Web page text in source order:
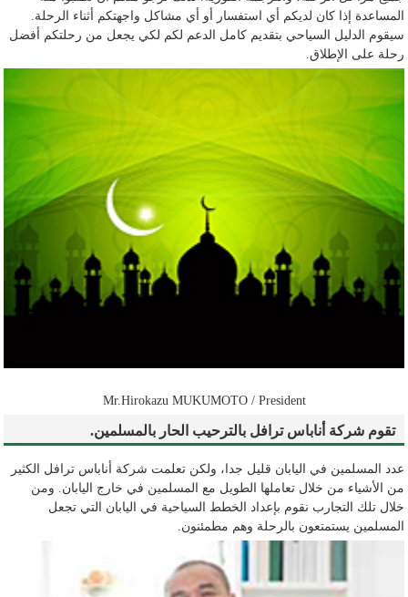
المساعدة إذا كان لديكم أي استفسار أو أي مشاكل واجهتكم أثناء الرحلة.
سيقوم الدليل السياحي بتقديم كامل الدعم لكم لكي يجعل من رحلتكم أفضل
رحلة على الإطلاق.
Mr.Hirokazu MUKUMOTO / President
تقوم شركة أناباس ترافل بالترحيب الحار بالمسلمين.
عدد المسلمين في اليابان قليل جدا، ولكن تعلمت شركة أناباس ترافل الكثير
من الأشياء من خلال تعاملها الطويل مع المسلمين في خارج اليابان. ومن
خلال تلك التجارب نقوم بإعداد الخطط السياحية في اليابان التي تجعل
المسلمين يستمتعون بالرحلة وهم مطمئنون.